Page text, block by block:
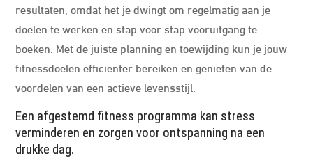
resultaten, omdat het je dwingt om regelmatig aan je
doelen te werken en stap voor stap vooruitgang te
boeken. Met de juiste planning en toewijding kun je jouw
fitnessdoelen efficiënter bereiken en genieten van de
voordelen van een actieve levensstijl.
Een afgestemd fitness programma kan stress
verminderen en zorgen voor ontspanning na een
drukke dag.